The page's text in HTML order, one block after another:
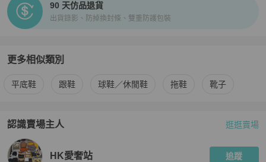
90 天仿品退貨
出貨錄影、防掉換封條、雙重防護包裝
更多相似類別
更多Louis Vuitton女鞋 相似商品推薦
平底鞋 跟鞋 球鞋／休閒鞋 拖鞋 靴子
認識賣場主人
PopChill 拍拍圈嚴選賣家
逛逛賣場
HK愛奢站 追蹤